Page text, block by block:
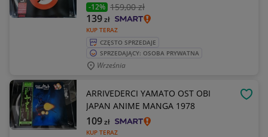
-12% 159,00 zł
KUP TERAZ
139zł
CZĘSTO SPRZEDAJE
SPRZEDAJĄCY: OSOBA PRYWATNA
Września
ARRIVEDERCI YAMATO OST OBI
JAPAN ANIME MANGA 1978
KUP TERAZ
109zł